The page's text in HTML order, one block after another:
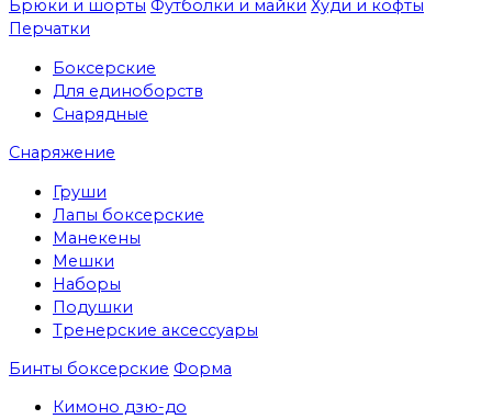
Брюки и шорты Футболки и майки Худи и кофты
Перчатки
Боксерские
Для единоборств
Снарядные
Снаряжение
Груши
Лапы боксерские
Манекены
Мешки
Наборы
Подушки
Тренерские аксессуары
Бинты боксерские Форма
Кимоно дзю-до